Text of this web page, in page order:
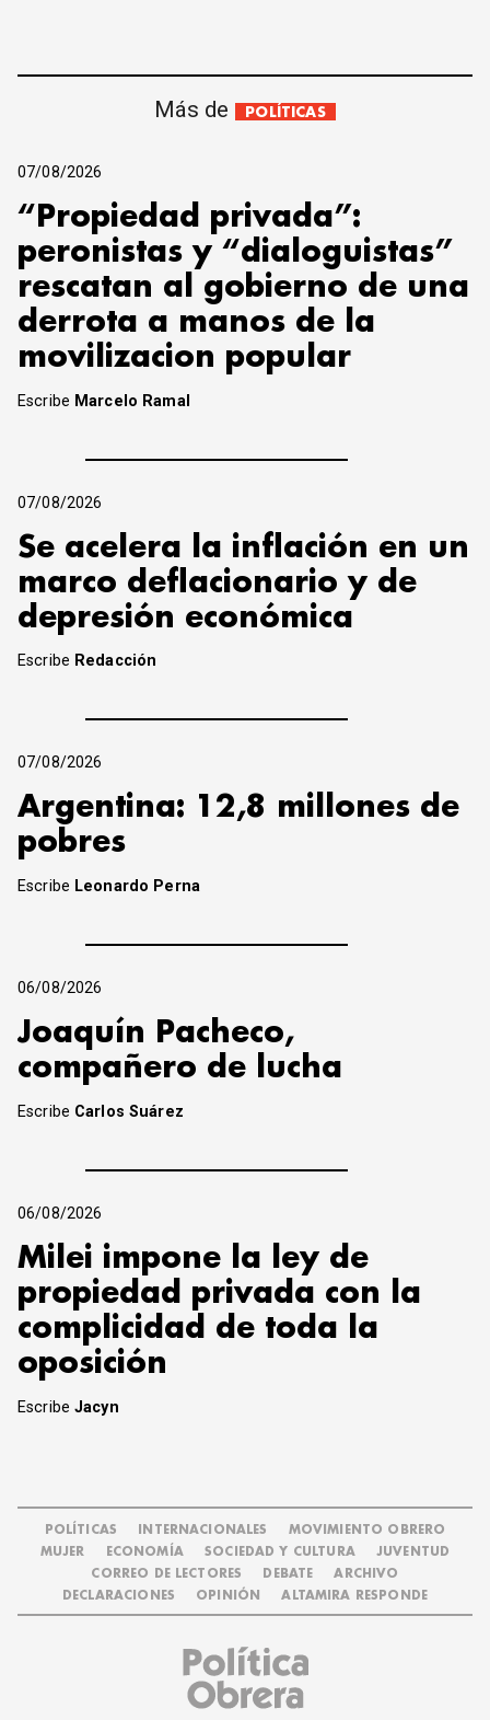
Más de POLÍTICAS
07/08/2026
“Propiedad privada”:
peronistas y “dialoguistas”
rescatan al gobierno de una
derrota a manos de la
movilizacion popular
Escribe Marcelo Ramal
07/08/2026
Se acelera la inflación en un
marco deflacionario y de
depresión económica
Escribe Redacción
07/08/2026
Argentina: 12,8 millones de
pobres
Escribe Leonardo Perna
06/08/2026
Joaquín Pacheco,
compañero de lucha
Escribe Carlos Suárez
06/08/2026
Milei impone la ley de
propiedad privada con la
complicidad de toda la
oposición
EscribeJacyn
POLÍTICAS INTERNACIONALES
MOVIMIENTO OBRERO
MUJER
ECONOMÍA SOCIEDAD Y CULTURA
JUVENTUD
CORREO DE LECTORES
DEBATE
ARCHIVO
DECLARACIONES
OPINIÓN ALTAMIRA RESPONDE